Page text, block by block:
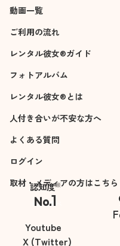
動画一覧
ご利用の流れ
レンタル彼女®ガイド
フォトアルバム
レンタル彼女®とは
人付き合いが不安な方へ
よくある質問
ログイン
取材・メディアの方はこちら
認知度※
No.1
※自社調べ
Youtube
X (Twitter)